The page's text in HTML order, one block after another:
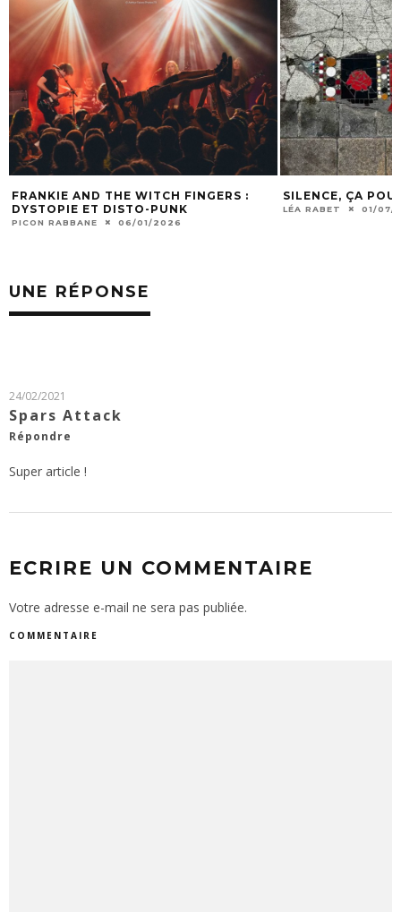
FRANKIE AND THE WITCH FINGERS :
DYSTOPIE ET DISTO-PUNK
PICON RABBANE 06/01/2026
SILENCE, ÇA
LÉA RABET 01/07/
UNE RÉPONSE
24/02/2021
Spars Attack
Répondre
Super article !
ECRIRE UN COMMENTAIRE
Votre adresse e-mail ne sera pas publiée.
COMMENTAIRE